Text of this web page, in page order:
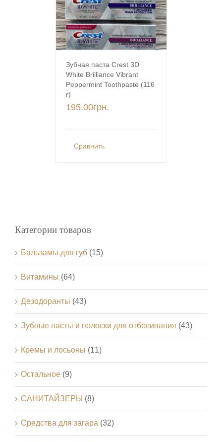
Зубная паста Crest 3D
White Brilliance Vibrant
Peppermint Toothpaste (116
г)
195.00грн.
Сравнить
Категории товаров
Бальзамы для губ (15)
Витамины (64)
Дезодоранты (43)
Зубные пасты и полоски для отбеливания (43)
Кремы и лосьоны (11)
Остальное (9)
САНИТАЙЗЕРЫ (8)
Средства для загара (32)